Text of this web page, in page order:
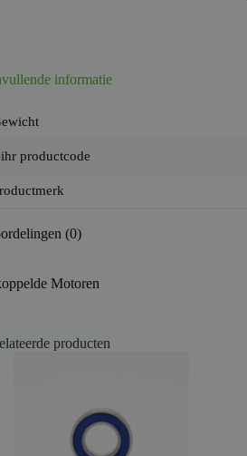
informatie
productcode
(0)
Motoren
producten